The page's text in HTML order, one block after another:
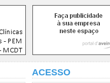
ACESSO